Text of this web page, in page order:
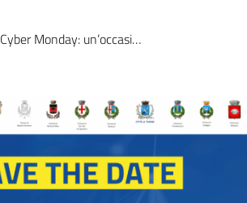
Cyber Monday: un’occasione per migliorare la conoscenza dello smartphone con la videolezione AVATAR